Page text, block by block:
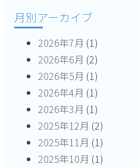
月別アーカイブ
2026年7月 (1)
2026年6月 (2)
2026年5月 (1)
2026年4月 (1)
2026年3月 (1)
2025年12月 (2)
2025年11月 (1)
2025年10月 (1)